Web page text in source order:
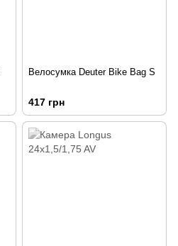
Велосумка Deuter Bike Bag S
417 грн